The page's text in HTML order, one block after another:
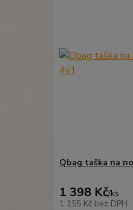
Qbag taška na
1 398 Kč/ks
1 155 Kč bez DPH